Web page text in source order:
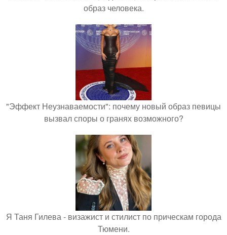
образ человека.
"Эффект Неузнаваемости": почему новый образ певицы
вызвал споры о гранях возможного?
Я Таня Гилева - визажист и стилист по прическам города
Тюмени.